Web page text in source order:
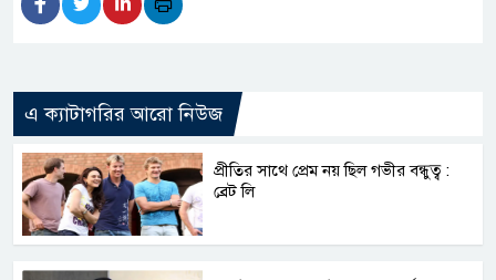
এ ক্যাটাগরির আরো নিউজ
প্রীতির সাথে প্রেম নয় ছিল গভীর বন্ধুত্ব :
ব্রেট লি